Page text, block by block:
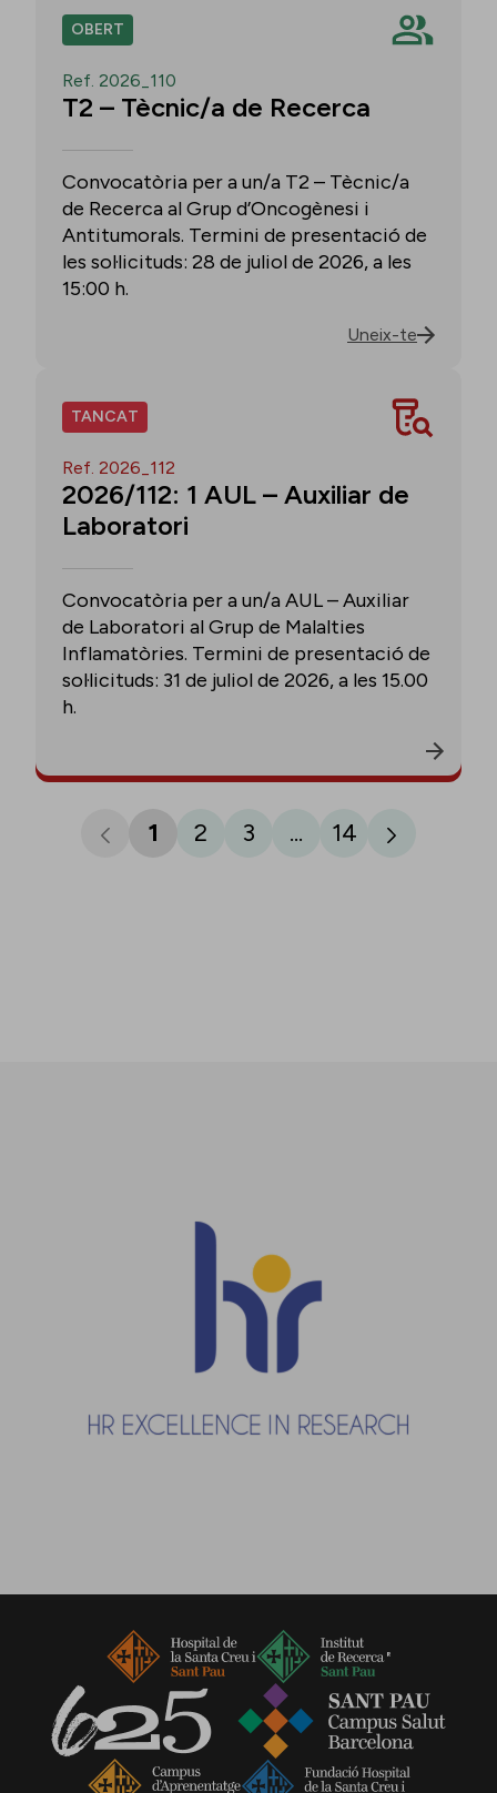
OBERT
Ref. 2026_110
T2 – Tècnic/a de Recerca
Convocatòria per a un/a T2 – Tècnic/a
de Recerca al Grup d’Oncogènesi i
Antitumorals. Termini de presentació de
les sol·licituds: 28 de juliol de 2026, a les
15:00 h.
Uneix-te
TANCAT
Ref. 2026_112
2026/112: 1 AUL – Auxiliar de
Laboratori
Convocatòria per a un/a AUL – Auxiliar
de Laboratori al Grup de Malalties
Inflamatòries. Termini de presentació de
sol·licituds: 31 de juliol de 2026, a les 15.00
h.
1 2 3 ... 14